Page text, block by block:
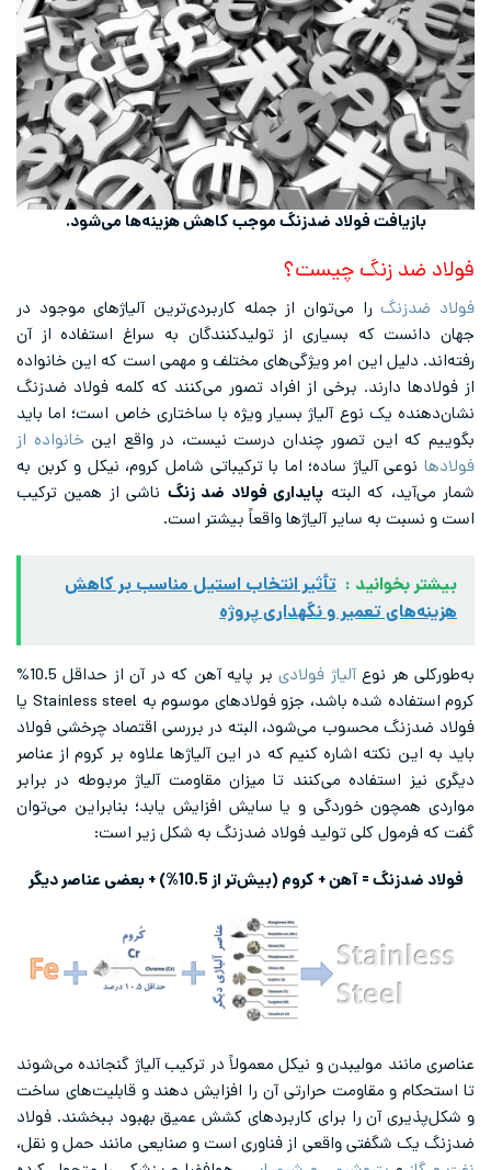
بازیافت فولاد ضدزنگ موجب کاهش هزینه‌ها می‌شود.
فولاد ضد زنگ چیست؟
فولاد ضدزنگرا می‌توان از جمله کاربردی‌ترین آلیاژهای موجود در
جهان دانست که بسیاری از تولیدکنندگان به سراغ استفاده از آن
رفته‌اند. دلیل این امر ویژگی‌های مختلف و مهمی است که این خانواده
از فولادها دارند. برخی از افراد تصور می‌کنند که کلمه فولاد ضدزنگ
نشان‌دهنده یک نوع آلیاژ بسیار ویژه با ساختاری خاص است؛ اما باید
بگوییم که این تصور چندان درست نیست، در واقع این خانواده از
فولادها نوعی آلیاژ ساده؛ اما با ترکیباتی شامل کروم، نیکل و کربن به
شمار می‌آید، که البته پایداری فولاد ضد زنگ ناشی از همین ترکیب
است و نسبت به سایر آلیاژها واقعاً بیشتر است.
بیشتر بخوانید : تأثیر انتخاب استیل مناسب بر کاهش
هزینه‌های تعمیر و نگهداری پروژه
به‌طورکلی هر نوعآلیاژ فولادی
بر پایه آهن که در آن از حداقل 10.5%
کروم استفاده شده باشد، جزو فولادهای موسوم به Stainless steel یا
فولاد ضدزنگ محسوب می‌شود، البته در بررسی اقتصاد چرخشی فولاد
باید به این نکته اشاره کنیم که در این آلیاژها علاوه بر کروم از عناصر
دیگری نیز استفاده می‌کنند تا میزان مقاومت آلیاژ مربوطه در برابر
مواردی همچون خوردگی و یا سایش افزایش یابد؛ بنابراین می‌توان
گفت که فرمول کلی تولید فولاد ضدزنگ به شکل زیر است:
فولاد ضدزنگ = آهن + کروم (بیش‌تر از 10.5%) + بعضی عناصر دیگر
عناصری مانند مولیبدن و نیکل معمولاً در ترکیب آلیاژ گنجانده می‌شوند
تا استحکام و مقاومت حرارتی آن را افزایش دهند و قابلیت‌های ساخت
و شکل‌پذیری آن را برای کاربردهای کشش عمیق بهبود ببخشند. فولاد
ضدزنگ یک شگفتی واقعی از فناوری است و صنایعی مانند حمل و نقل،